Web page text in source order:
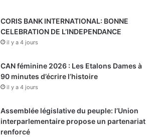
CORIS BANK INTERNATIONAL: BONNE
CELEBRATION DE L’INDEPENDANCE
il y a 4 jours
CAN féminine 2026 : Les Etalons Dames à
90 minutes d’écrire l’histoire
il y a 4 jours
Assemblée législative du peuple: l’Union
interparlementaire propose un partenariat
renforcé